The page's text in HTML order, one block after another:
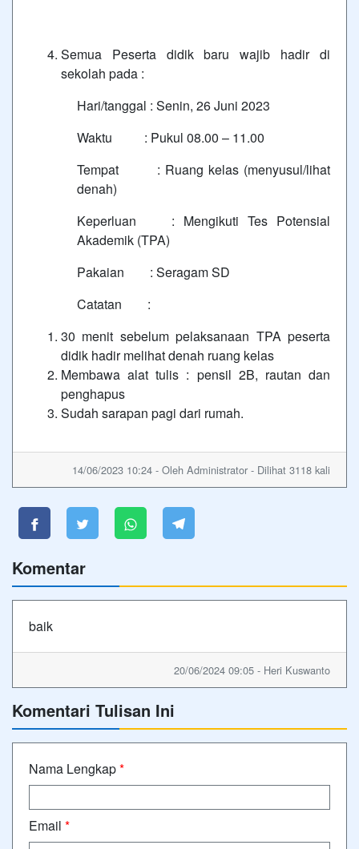
Semua Peserta didik baru wajib hadir di
sekolah pada :
Hari/tanggal : Senin, 26 Juni 2023
Waktu : Pukul 08.00 – 11.00
Tempat : Ruang kelas (menyusul/lihat
denah)
Keperluan : Mengikuti Tes Potensial
Akademik (TPA)
Pakaian : Seragam SD
Catatan :
30 menit sebelum pelaksanaan TPA peserta
didik hadir melihat denah ruang kelas
Membawa alat tulis : pensil 2B, rautan dan
penghapus
Sudah sarapan pagi dari rumah.
14/06/2023 10:24 - Oleh Administrator - Dilihat 3118 kali
Komentar
baik
20/06/2024 09:05 - Heri Kuswanto
Komentari Tulisan Ini
Nama Lengkap*
Email *